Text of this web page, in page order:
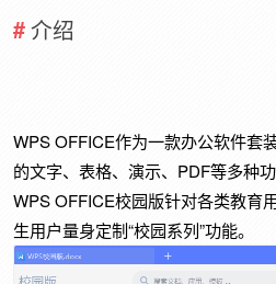
介绍
WPS OFFICE作为一款办公软件套
的文字、表格、演示、PDF等多种功
WPS OFFICE校园版针对各类教育
生用户量身定制“校园系列”功能。